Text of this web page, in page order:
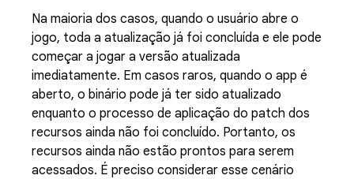
Na maioria dos casos, quando o usuário abre o
jogo, toda a atualização já foi concluída e ele pode
começar a jogar a versão atualizada
imediatamente. Em casos raros, quando o app é
aberto, o binário pode já ter sido atualizado
enquanto o processo de aplicação do patch dos
recursos ainda não foi concluído. Portanto, os
recursos ainda não estão prontos para serem
acessados. É preciso considerar esse cenário